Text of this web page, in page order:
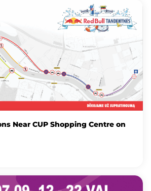
Near CUP Shopping Centre on